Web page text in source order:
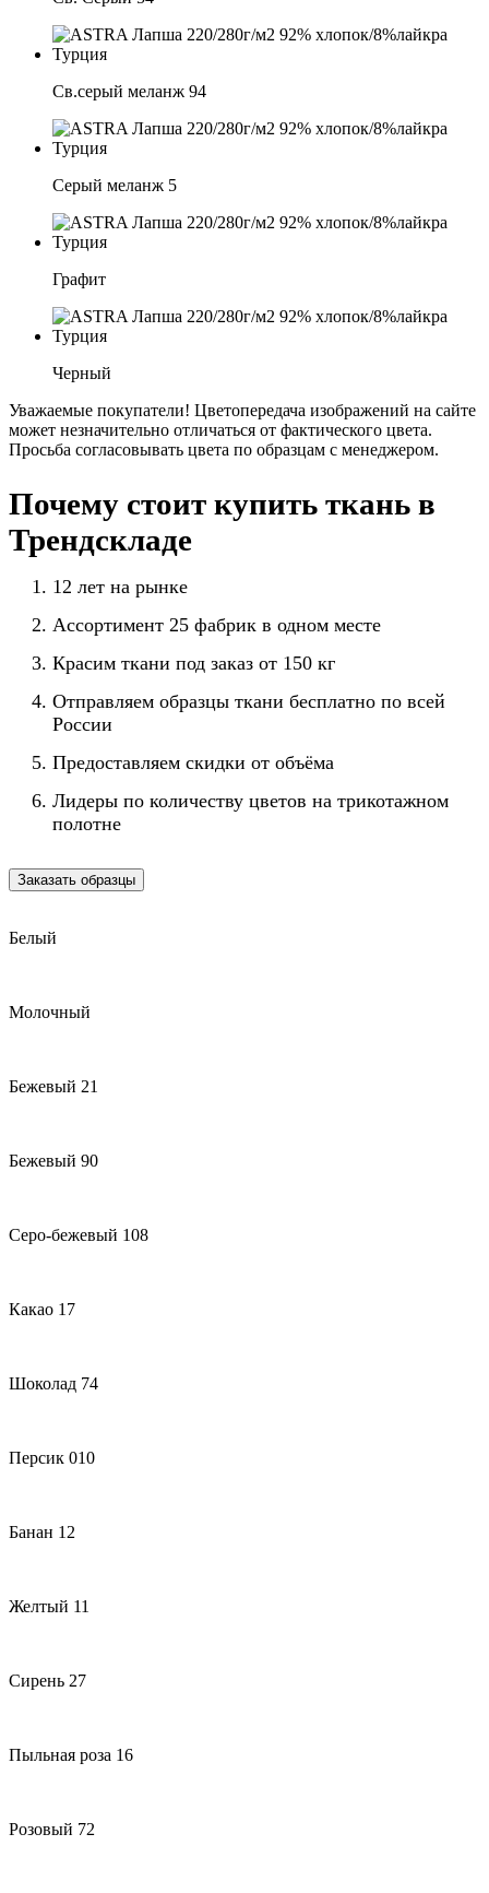
Св.серый меланж 94
Серый меланж 5
Графит
Черный
Уважаемые покупатели! Цветопередача изображений на сайте
может незначительно отличаться от фактического цвета.
Просьба согласовывать цвета по образцам с менеджером.
Почему стоит купить ткань в
Трендскладе
12 лет на рынке
Ассортимент 25 фабрик в одном месте
Красим ткани под заказ от 150 кг
Отправляем образцы ткани бесплатно по всей
России
Предоставляем скидки от объёма
Лидеры по количеству цветов на трикотажном
полотне
Заказать образцы
Белый
Молочный
Бежевый 21
Бежевый 90
Серо-бежевый 108
Какао 17
Шоколад 74
Персик 010
Банан 12
Желтый 11
Сирень 27
Пыльная роза 16
Розовый 72